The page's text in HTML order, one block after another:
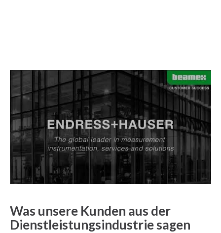
Was unsere Kunden aus der
Dienstleistungsindustrie sagen